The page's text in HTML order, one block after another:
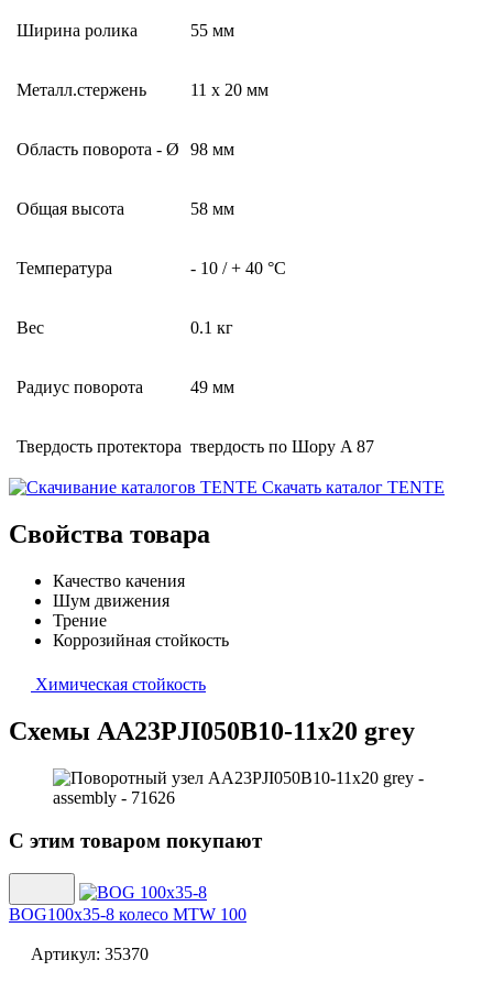
Ширина ролика 55 мм
Металл.стержень 11 x 20 мм
Область поворота - Ø 98 мм
Общая высота 58 мм
Температура - 10 / + 40 °C
Вес 0.1 кг
Радиус поворота 49 мм
Твердость протектора твердость по Шору A 87
Скачать каталог TENTE
Свойства товара
Качество качения
Шум движения
Трение
Коррозийная стойкость
Химическая стойкость
Схемы AA23PJI050B10-11x20 grey
С этим товаром покупают
BOG100x35-8 колесо MTW 100
Артикул: 35370